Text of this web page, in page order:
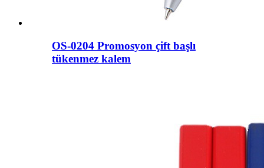
OS-0204 Promosyon çift başlı
tükenmez kalem